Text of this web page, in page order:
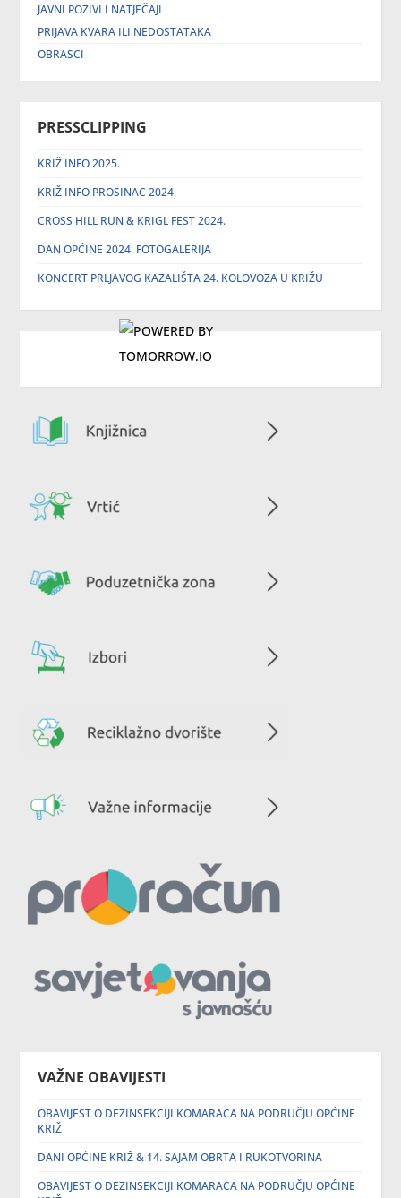
JAVNI POZIVI I NATJEČAJI
PRIJAVA KVARA ILI NEDOSTATAKA
OBRASCI
PRESSCLIPPING
KRIŽ INFO 2025.
KRIŽ INFO PROSINAC 2024.
CROSS HILL RUN & KRIGL FEST 2024.
DAN OPĆINE 2024. FOTOGALERIJA
KONCERT PRLJAVOG KAZALIŠTA 24. KOLOVOZA U KRIŽU
VAŽNE OBAVIJESTI
OBAVIJEST O DEZINSEKCIJI KOMARACA NA PODRUČJU OPĆINE
KRIŽ
DANI OPĆINE KRIŽ & 14. SAJAM OBRTA I RUKOTVORINA
OBAVIJEST O DEZINSEKCIJI KOMARACA NA PODRUČJU OPĆINE